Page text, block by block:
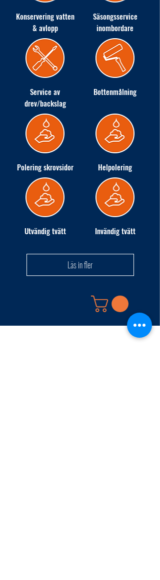
Konservering vatten
& avlopp
Säsongsservice
inombordare
Service av
drev/backslag
Bottenmålning
Polering skrovsidor Helpolering
Utvändig tvätt Invändig tvätt
Läs in fler